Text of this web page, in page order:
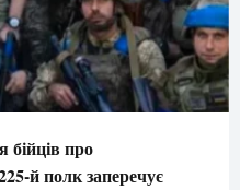
бійців про
й полк заперечує